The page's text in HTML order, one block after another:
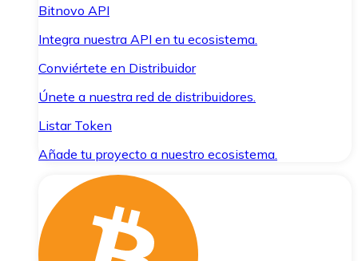
Bitnovo API
Integra nuestra API en tu ecosistema.
Conviértete en Distribuidor
Únete a nuestra red de distribuidores.
Listar Token
Añade tu proyecto a nuestro ecosistema.